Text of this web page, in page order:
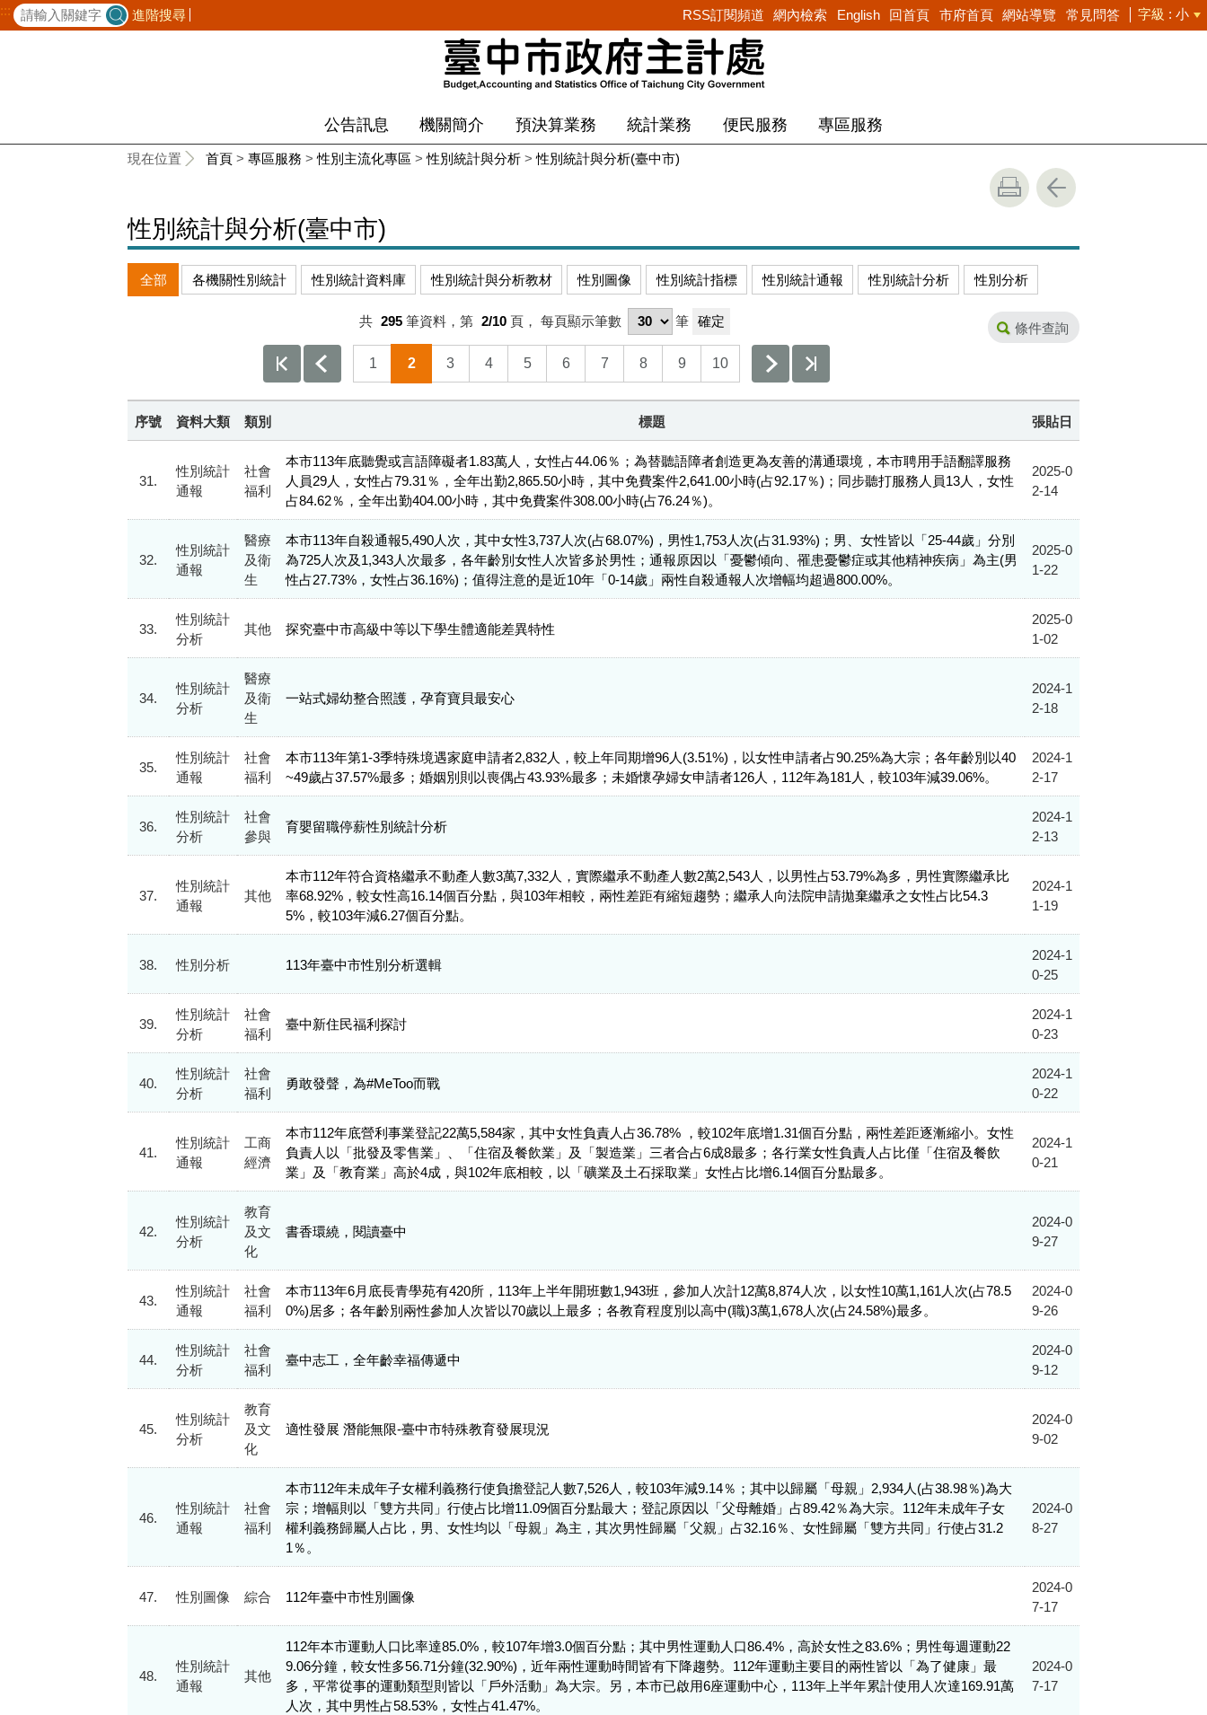
::: 進階搜尋 RSS訂閱頻道 網內檢索 English 回首頁 市府首頁 網站導覽 常見問答 字級 小
公告訊息 機關簡介 預決算業務 統計業務 便民服務 專區服務
現在位置 首頁 > 專區服務 >性別主流化專區 >性別統計與分析 >性別統計與分析(臺中市)
性別統計與分析(臺中市)
全部 各機關性別統計 性別統計資料庫 性別統計與分析教材 性別圖像 性別統計指標 性別統計通報 性別統計分析 性別分析
共 295 筆資料，第 2/10 頁，每頁顯示筆數 筆
1 2 3 4 5 6 7 8 9 10
條件查詢
序號 資料大類 類別 標題 張貼日
31.
性別統計
通報
社會
福利
本市113年底聽覺或言語障礙者1.83萬人，女性占44.06％；為替聽語障者創造更為友善的溝通環境，本市聘用手語翻譯服務
人員29人，女性占79.31％，全年出勤2,865.50小時，其中免費案件2,641.00小時(占92.17％)；同步聽打服務人員13人，女性
占84.62％，全年出勤404.00小時，其中免費案件308.00小時(占76.24％)。
2025-0
2-14
32.
性別統計
通報
醫療
及衛
生
本市113年自殺通報5,490人次，其中女性3,737人次(占68.07%)，男性1,753人次(占31.93%)；男、女性皆以「25-44歲」分別
為725人次及1,343人次最多，各年齡別女性人次皆多於男性；通報原因以「憂鬱傾向、罹患憂鬱症或其他精神疾病」為主(男
性占27.73%，女性占36.16%)；值得注意的是近10年「0-14歲」兩性自殺通報人次增幅均超過800.00%。
2025-0
1-22
33.
性別統計
分析
其他 探究臺中市高級中等以下學生體適能差異特性
2025-0
1-02
34.
性別統計
分析
醫療
及衛
生
一站式婦幼整合照護，孕育寶貝最安心
2024-1
2-18
35.
性別統計
通報
社會
福利
本市113年第1-3季特殊境遇家庭申請者2,832人，較上年同期增96人(3.51%)，以女性申請者占90.25%為大宗；各年齡別以40
~49歲占37.57%最多；婚姻別則以喪偶占43.93%最多；未婚懷孕婦女申請者126人，112年為181人，較103年減39.06%。
2024-1
2-17
36.
性別統計
分析
社會
參與
育嬰留職停薪性別統計分析
2024-1
2-13
37.
性別統計
通報
其他
本市112年符合資格繼承不動產人數3萬7,332人，實際繼承不動產人數2萬2,543人，以男性占53.79%為多，男性實際繼承比
率68.92%，較女性高16.14個百分點，與103年相較，兩性差距有縮短趨勢；繼承人向法院申請拋棄繼承之女性占比54.3
5%，較103年減6.27個百分點。
2024-1
1-19
38. 性別分析 113年臺中市性別分析選輯
2024-1
0-25
39.
性別統計
分析
社會
福利
臺中新住民福利探討
2024-1
0-23
40.
性別統計
分析
社會
福利
勇敢發聲，為#MeToo而戰
2024-1
0-22
41.
性別統計
通報
工商
經濟
本市112年底營利事業登記22萬5,584家，其中女性負責人占36.78% ，較102年底增1.31個百分點，兩性差距逐漸縮小。女性
負責人以「批發及零售業」、「住宿及餐飲業」及「製造業」三者合占6成8最多；各行業女性負責人占比僅「住宿及餐飲
業」及「教育業」高於4成，與102年底相較，以「礦業及土石採取業」女性占比增6.14個百分點最多。
2024-1
0-21
42.
性別統計
分析
教育
及文
化
書香環繞，閱讀臺中
2024-0
9-27
43.
性別統計
通報
社會
福利
本市113年6月底長青學苑有420所，113年上半年開班數1,943班，參加人次計12萬8,874人次，以女性10萬1,161人次(占78.5
0%)居多；各年齡別兩性參加人次皆以70歲以上最多；各教育程度別以高中(職)3萬1,678人次(占24.58%)最多。
2024-0
9-26
44.
性別統計
分析
社會
福利
臺中志工，全年齡幸福傳遞中
2024-0
9-12
45.
性別統計
分析
教育
及文
化
適性發展 潛能無限-臺中市特殊教育發展現況
2024-0
9-02
46.
性別統計
通報
社會
福利
本市112年未成年子女權利義務行使負擔登記人數7,526人，較103年減9.14％；其中以歸屬「母親」2,934人(占38.98％)為大
宗；增幅則以「雙方共同」行使占比增11.09個百分點最大；登記原因以「父母離婚」占89.42％為大宗。112年未成年子女
權利義務歸屬人占比，男、女性均以「母親」為主，其次男性歸屬「父親」占32.16％、女性歸屬「雙方共同」行使占31.2
1％。
2024-0
8-27
47. 性別圖像 綜合 112年臺中市性別圖像
2024-0
7-17
48.
性別統計
通報
其他
112年本市運動人口比率達85.0%，較107年增3.0個百分點；其中男性運動人口86.4%，高於女性之83.6%；男性每週運動22
9.06分鐘，較女性多56.71分鐘(32.90%)，近年兩性運動時間皆有下降趨勢。112年運動主要目的兩性皆以「為了健康」最
多，平常從事的運動類型則皆以「戶外活動」為大宗。另，本市已啟用6座運動中心，113年上半年累計使用人次達169.91萬
人次，其中男性占58.53%，女性占41.47%。
2024-0
7-17